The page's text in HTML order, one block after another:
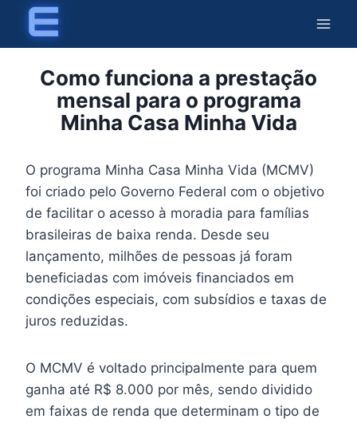
content
Como funciona a prestação
mensal para o programa
Minha Casa Minha Vida
O programa Minha Casa Minha Vida (MCMV)
foi criado pelo Governo Federal com o objetivo
de facilitar o acesso à moradia para famílias
brasileiras de baixa renda. Desde seu
lançamento, milhões de pessoas já foram
beneficiadas com imóveis financiados em
condições especiais, com subsídios e taxas de
juros reduzidas.
O MCMV é voltado principalmente para quem
ganha até R$ 8.000 por mês, sendo dividido
em faixas de renda que determinam o tipo de